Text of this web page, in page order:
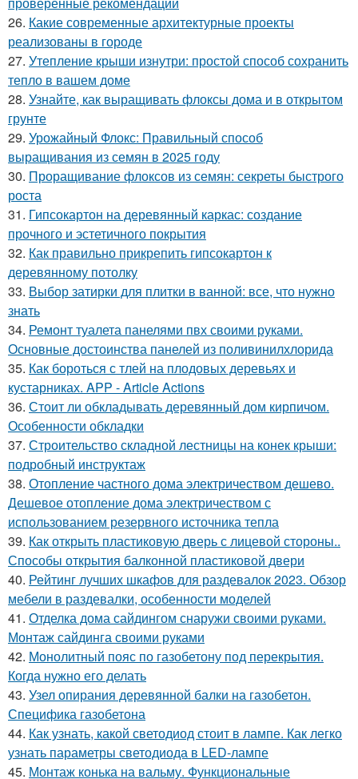
26. Какие современные архитектурные проекты
реализованы в городе
27. Утепление крыши изнутри: простой способ сохранить
тепло в вашем доме
28. Узнайте, как выращивать флоксы дома и в открытом
грунте
29. Урожайный Флокс: Правильный способ
выращивания из семян в 2025 году
30. Проращивание флоксов из семян: секреты быстрого
роста
31. Гипсокартон на деревянный каркас: создание
прочного и эстетичного покрытия
32. Как правильно прикрепить гипсокартон к
деревянному потолку
33. Выбор затирки для плитки в ванной: все, что нужно
знать
34. Ремонт туалета панелями пвх своими руками.
Основные достоинства панелей из поливинилхлорида
35. Как бороться с тлей на плодовых деревьях и
кустарниках. APP - Article Actions
36. Стоит ли обкладывать деревянный дом кирпичом.
Особенности обкладки
37. Строительство складной лестницы на конек крыши:
подробный инструктаж
38. Отопление частного дома электричеством дешево.
Дешевое отопление дома электричеством с
использованием резервного источника тепла
39. Как открыть пластиковую дверь с лицевой стороны..
Способы открытия балконной пластиковой двери
40. Рейтинг лучших шкафов для раздевалок 2023. Обзор
мебели в раздевалки, особенности моделей
41. Отделка дома сайдингом снаружи своими руками.
Монтаж сайдинга своими руками
42. Монолитный пояс по газобетону под перекрытия.
Когда нужно его делать
43. Узел опирания деревянной балки на газобетон.
Специфика газобетона
44. Как узнать, какой светодиод стоит в лампе. Как легко
узнать параметры светодиода в LED-лампе
45. Монтаж конька на вальму. Функциональные